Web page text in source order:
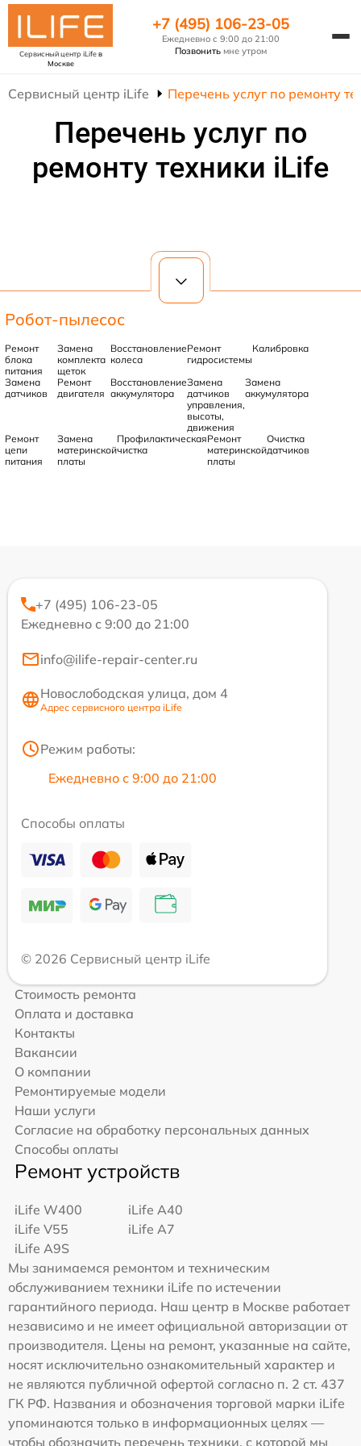
Сервисный центр iLifeв
Москве
+7 (495) 106-23-05
Ежедневно с 9:00 до 21:00
Позвонить мне утром
Сервисный центр iLife Перечень услуг по ремонту
Перечень услуг по
ремонту техники iLife
Робот-пылесос
Ремонт
блока
питания
Замена
комплекта
щеток
Восстановление
колеса
Ремонт
гидросистемы
Калибровка
Замена
датчиков
Ремонт
двигателя
Восстановление
аккумулятора
Замена
датчиков
управления,
высоты,
движения
Замена
аккумулятора
Ремонт
цепи
питания
Замена
материнской
платы
Профилактическая
чистка
Ремонт
материнской
платы
Очистка
датчиков
+7 (495) 106-23-05
Ежедневно с 9:00 до 21:00
info@ilife-repair-center.ru
Новослободская улица, дом 4
Адрес сервисного центра iLife
Режим работы:
Ежедневно с 9:00 до 21:00
Способы оплаты
© 2026 Сервисный центр iLife
Стоимость ремонта
Оплата и доставка
Контакты
Вакансии
О компании
Ремонтируемые модели
Наши услуги
Согласие на обработку персональных данных
Способы оплаты
Ремонт устройств
iLife W400
iLife A40
iLife V55
iLife A7
iLife A9S
Мы занимаемся ремонтом и техническим
обслуживанием техники iLife по истечении
гарантийного периода. Наш центр в Москве работает
независимо и не имеет официальной авторизации от
производителя. Цены на ремонт, указанные на сайте,
носят исключительно ознакомительный характер и
не являются публичной офертой согласно п. 2 ст. 437
ГК РФ. Названия и обозначения торговой марки iLife
упоминаются только в информационных целях —
чтобы обозначить перечень техники, с которой мы